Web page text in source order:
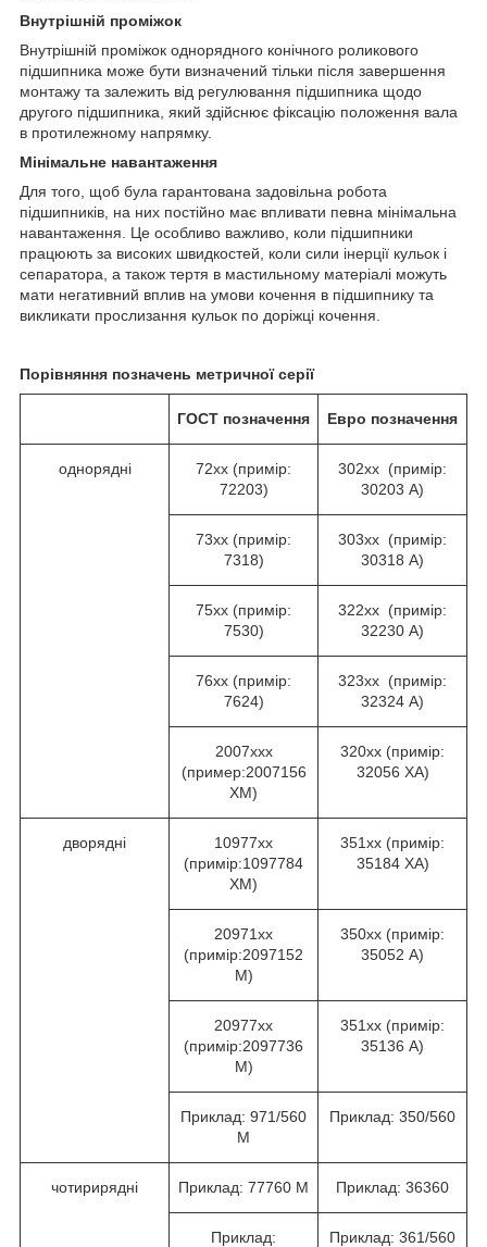
Внутрішній проміжок
Внутрішній проміжок однорядного конічного роликового
підшипника може бути визначений тільки після завершення
монтажу та залежить від регулювання підшипника щодо
другого підшипника, який здійснює фіксацію положення вала
в протилежному напрямку.
Мінімальне навантаження
Для того, щоб була гарантована задовільна робота
підшипників, на них постійно має впливати певна мінімальна
навантаження. Це особливо важливо, коли підшипники
працюють за високих швидкостей, коли сили інерції кульок і
сепаратора, а також тертя в мастильному матеріалі можуть
мати негативний вплив на умови кочення в підшипнику та
викликати прослизання кульок по доріжці кочення.
Порівняння позначень метричної серії
ГОСТ позначення Евро позначення
однорядні
72хх (примір:
72203)
302хх (примір:
30203 А)
73хх (примір:
7318)
303хх (примір:
30318 А)
75хх (примір:
7530)
322хх (примір:
32230 А)
76хх (примір:
7624)
323хх (примір:
32324 А)
2007ххх
(пример:2007156
ХМ)
320хх (примір:
32056 ХА)
дворядні
10977хх
(примір:1097784
ХМ)
351хх (примір:
35184 ХА)
20971хх
(примір:2097152
М)
350хх (примір:
35052 А)
20977хх
(примір:2097736
М)
351хх (примір:
35136 А)
Приклад: 971/560
М
Приклад: 350/560
чотирирядні Приклад: 77760 М Приклад: 36360
Приклад:
Приклад: 361/560